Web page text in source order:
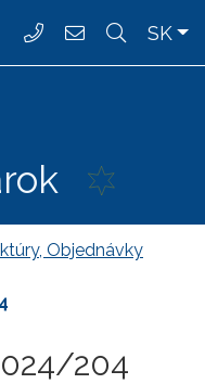
037/ 6587 162
SK
Objednávky
204